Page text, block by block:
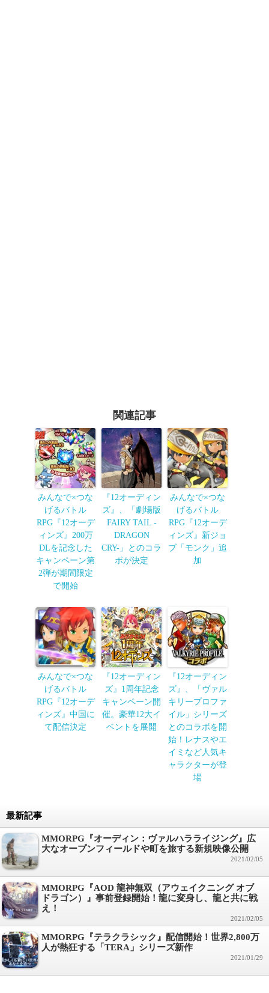
関連記事
みんなで×つな
げるバトル
RPG『12オーデ
ィンズ』200万
DLを記念した
キャンペーン第
2弾が期間限定
で開始
『12オーディン
ズ』、「劇場版
FAIRY TAIL -
DRAGON
CRY-」とのコラ
ボが決定
みんなで×つな
げるバトル
RPG『12オーデ
ィンズ』新ジョ
ブ「モンク」追
加
みんなで×つな
げるバトル
RPG『12オーデ
ィンズ』中国に
て配信決定
『12オーディン
ズ』1周年記念
キャンペーン開
催。豪華12大イ
ベントを展開
『12オーディン
ズ』、「ヴァル
キリープロファ
イル」シリーズ
とのコラボを開
始！レナスやエ
イミなど人気キ
ャラクターが登
場
最新記事
MMORPG『オーディン：ヴァルハラライジング』広
大なオープンフィールドや町を旅する新規映像公開
2021/02/05
MMORPG『AOD 龍神無双（アウェイクニング オブ
ドラゴン）』事前登録開始！龍に変身し、龍と共に戦
え！
2021/02/05
MMORPG『テラクラシック』配信開始！世界2,800万
人が熱狂する「TERA」シリーズ新作
2021/01/29